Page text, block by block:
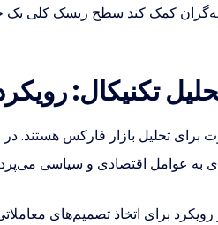
کمک کند سطح ریسک کلی
برای تحلیل بازار فارکس هستند.
به عوامل اقتصادی و سیاسی
برای اتخاذ تصمیم‌های